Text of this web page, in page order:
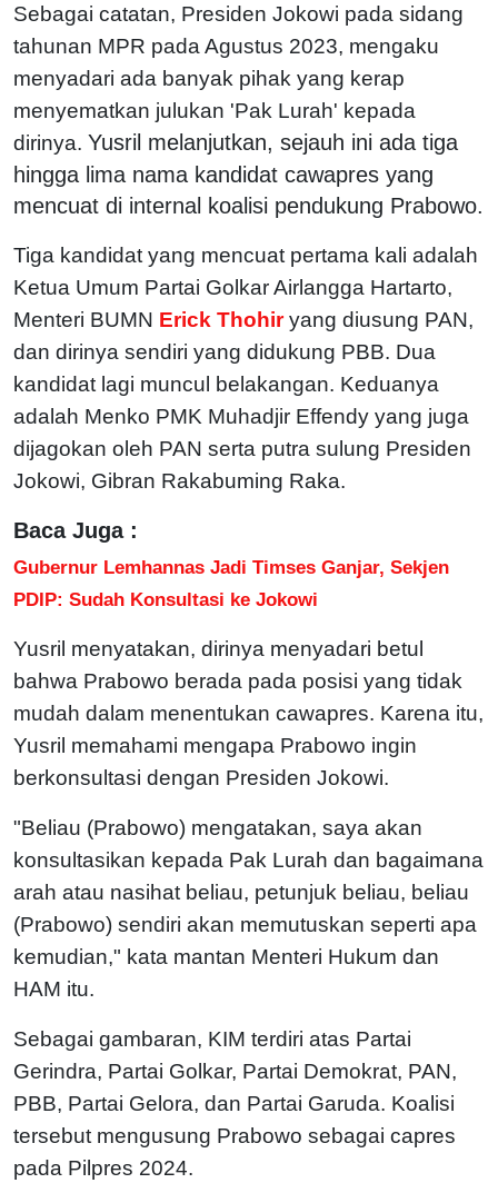
Sebagai catatan, Presiden Jokowi pada sidang
tahunan MPR pada Agustus 2023, mengaku
menyadari ada banyak pihak yang kerap
menyematkan julukan 'Pak Lurah' kepada
dirinya. Yusril melanjutkan, sejauh ini ada tiga
hingga lima nama kandidat cawapres yang
mencuat di internal koalisi pendukung Prabowo.
Tiga kandidat yang mencuat pertama kali adalah
Ketua Umum Partai Golkar Airlangga Hartarto,
Menteri BUMN Erick Thohiryang diusung PAN,
dan dirinya sendiri yang didukung PBB. Dua
kandidat lagi muncul belakangan. Keduanya
adalah Menko PMK Muhadjir Effendy yang juga
dijagokan oleh PAN serta putra sulung Presiden
Jokowi, Gibran Rakabuming Raka.
Baca Juga :
Gubernur Lemhannas Jadi Timses Ganjar, Sekjen
PDIP: Sudah Konsultasi ke Jokowi
Yusril menyatakan, dirinya menyadari betul
bahwa Prabowo berada pada posisi yang tidak
mudah dalam menentukan cawapres. Karena itu,
Yusril memahami mengapa Prabowo ingin
berkonsultasi dengan Presiden Jokowi.
"Beliau (Prabowo) mengatakan, saya akan
konsultasikan kepada Pak Lurah dan bagaimana
arah atau nasihat beliau, petunjuk beliau, beliau
(Prabowo) sendiri akan memutuskan seperti apa
kemudian," kata mantan Menteri Hukum dan
HAM itu.
Sebagai gambaran, KIM terdiri atas Partai
Gerindra, Partai Golkar, Partai Demokrat, PAN,
PBB, Partai Gelora, dan Partai Garuda. Koalisi
tersebut mengusung Prabowo sebagai capres
pada Pilpres 2024.